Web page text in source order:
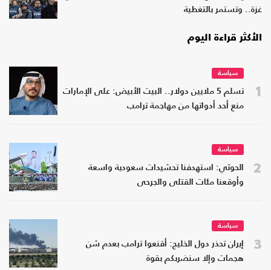
غزة.. وتستمر بالتغطية
الأكثر قراءة اليوم
1
سياسة
تسلم 5 ملايين دولار.. البيت الأبيض: على الإمارات
منع أحد أدواتها من مهاجمة ترامب
2
سياسة
الحوثي: استهدفنا تحشيدات سعودية واسعة
وأوقعنا مئات القتلى والجرحى
3
سياسة
إيران تحذر دول الخليج: أقنعوا ترامب بعدم شن
هجمات وإلا سنضربكم بقوة